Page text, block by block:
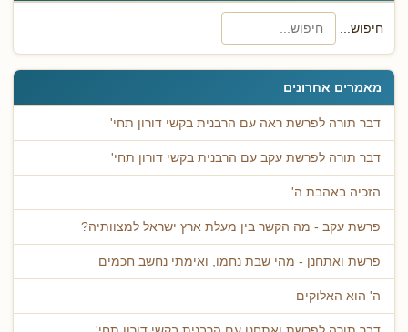
חיפוש...
מאמרים אחרונים
דבר תורה לפרשת ראה עם הרבנית בקשי דורון תחי'
דבר תורה לפרשת עקב עם הרבנית בקשי דורון תחי'
הזכיה באהבת ה'
פרשת עקב - מה הקשר בין מעלת ארץ ישראל למצוותיה?
פרשת ואתחנן - מהי שבת נחמו, ואימתי נחשב חכמים
ה' הוא האלוקים